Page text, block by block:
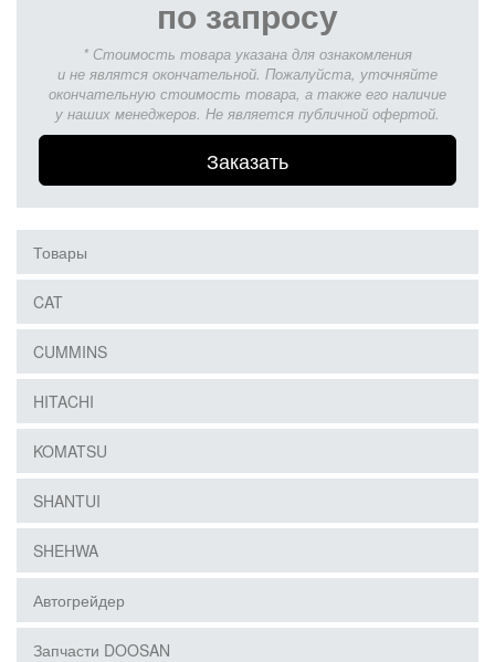
по запросу
* Стоимость товара указана для ознакомления
и не являтся окончательной. Пожалуйста, уточняйте
окончательную стоимость товара, а также его наличие
у наших менеджеров. Не является публичной офертой.
Заказать
Товары
CAT
CUMMINS
HITACHI
KOMATSU
SHANTUI
SHEHWA
Автогрейдер
Запчасти DOOSAN